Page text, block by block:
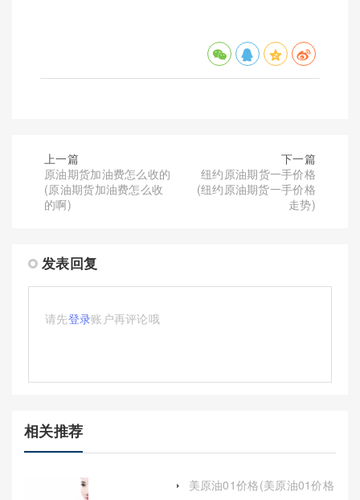
上一篇
原油期货加油费怎么收的
(原油期货加油费怎么收
的啊)
下一篇
纽约原油期货一手价格
(纽约原油期货一手价格
走势)
发表回复
请先登录账户再评论哦
相关推荐
美原油01价格(美原油01价格